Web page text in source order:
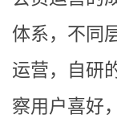
体系，不同
运营，自研
察用户喜好